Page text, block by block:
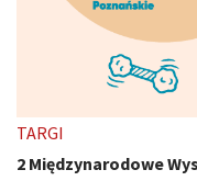
TARGI
2 Międzynarodowe